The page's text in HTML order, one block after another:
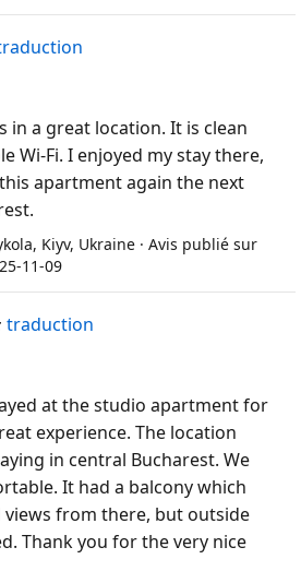
in a great location. It is clean
Wi-Fi. I enjoyed my stay there,
apartment again the next
Kiyv, Ukraine · Avis publié sur
11-09
traduction
at the studio apartment for
experience. The location
in central Bucharest. We
It had a balcony which
views from there, but outside
Thank you for the very nice